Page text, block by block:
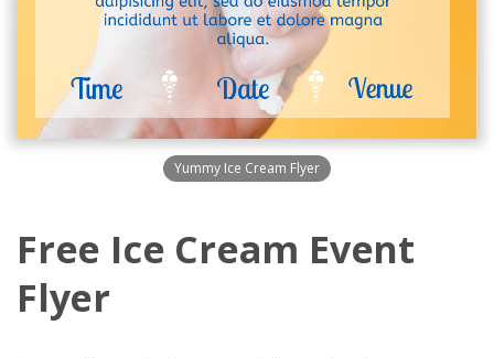
Yummy Ice Cream Flyer
Free Ice Cream Event
Flyer